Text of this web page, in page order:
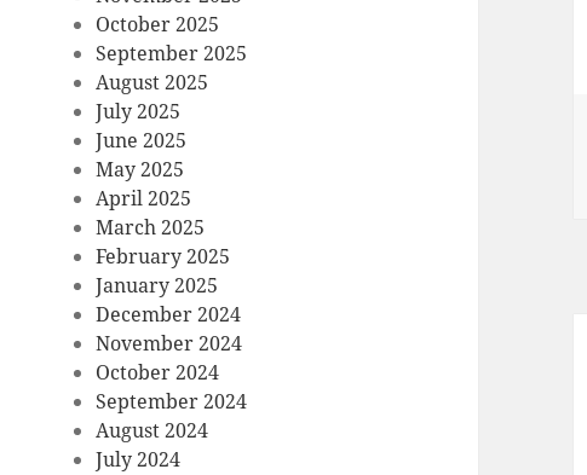
October 2025
September 2025
August 2025
July 2025
June 2025
May 2025
April 2025
March 2025
February 2025
January 2025
December 2024
November 2024
October 2024
September 2024
August 2024
July 2024